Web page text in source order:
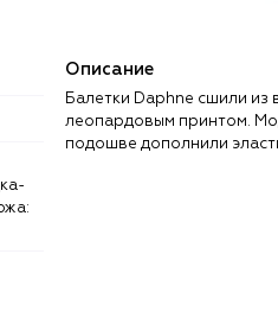
Описание
Балетки Daphne сшили из
леопардовым принтом.
подошве дополнили